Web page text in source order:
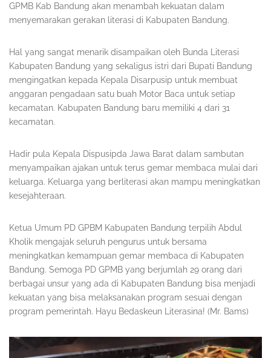
GPMB Kab Bandung akan menambah kekuatan dalam
menyemarakan gerakan literasi di Kabupaten Bandung.
Hal yang sangat menarik disampaikan oleh Bunda Literasi
Kabupaten Bandung yang sekaligus istri dari Bupati Bandung
mengingatkan kepada Kepala Disarpusip untuk membuat
anggaran pengadaan satu buah Motor Baca untuk setiap
kecamatan. Kabupaten Bandung baru memiliki 4 dari 31
kecamatan.
Hadir pula Kepala Dispusipda Jawa Barat dalam sambutan
menyampaikan ajakan untuk terus gemar membaca mulai dari
keluarga. Keluarga yang berliterasi akan mampu meningkatkan
kesejahteraan.
Ketua Umum PD GPBM Kabupaten Bandung terpilih Abdul
Kholik mengajak seluruh pengurus untuk bersama
meningkatkan kemampuan gemar membaca di Kabupaten
Bandung. Semoga PD GPMB yang berjumlah 29 orang dari
berbagai unsur yang ada di Kabupaten Bandung bisa menjadi
kekuatan yang bisa melaksanakan program sesuai dengan
program pemerintah. Hayu Bedaskeun Literasina! (Mr. Bams)